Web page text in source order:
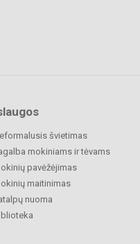
švietimas
mokiniams ir tėvams
pavėžėjimas
maitinimas
nuoma